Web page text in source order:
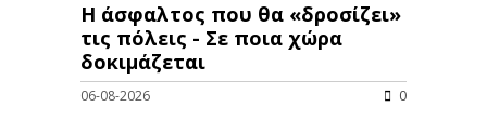
Η άσφαλτος που θα «δροσίζει»
τις πόλεις - Σε ποια χώρα
δοκιμάζεται
06-08-2026 0